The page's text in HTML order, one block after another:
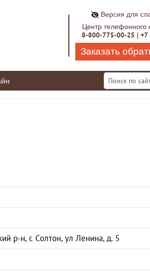
Версия для
Центр телефонного
8-800-775-00-25 |
Заказать
р-н, с Солтон, ул Ленина, д. 5